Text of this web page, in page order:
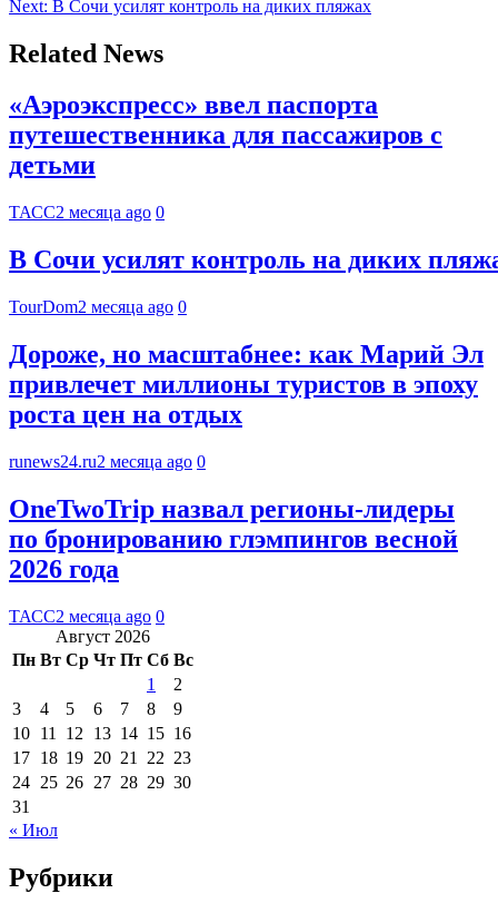
Next: В Сочи усилят контроль на диких пляжах
Related News
«Аэроэкспресс» ввел паспорта
путешественника для пассажиров с
детьми
ТАСС2 месяца ago 0
В Сочи усилят контроль на диких
TourDom2 месяца ago 0
Дороже, но масштабнее: как Марий Эл
привлечет миллионы туристов в эпоху
роста цен на отдых
runews24.ru2 месяца ago 0
OneTwoTrip назвал регионы-лидеры
по бронированию глэмпингов весной
2026 года
ТАСС2 месяца ago 0
Август 2026
Пн Вт Ср Чт Пт Сб Вс
1
2
3
4 5 6 7 8
9
10 11 12 13 14 15 16
17 18 19 20 21 22 23
24 25 26 27 28 29 30
31
« Июл
Рубрики